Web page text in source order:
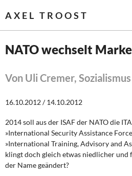
AXEL TROOST
Leitlinien linker Wirtschafts-
Wirtschaftspolitik
Steuer- und Finanzpolitik
NATO wechselt
Von Uli Cremer,
16.10.2012 / 14.10.2012
2014 soll aus der ISAF der NATO die
»International Security Assistance
»International Training, Advisory and
klingt doch gleich etwas niedlicher
der Name geändert?